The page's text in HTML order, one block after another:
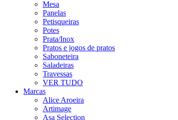
Mesa
Panelas
Petisqueiras
Potes
Prata/Inox
Pratos e jogos de pratos
Saboneteira
Saladeiras
Travessas
VER TUDO
Marcas
Alice Aroeira
Artimage
Asa Selection